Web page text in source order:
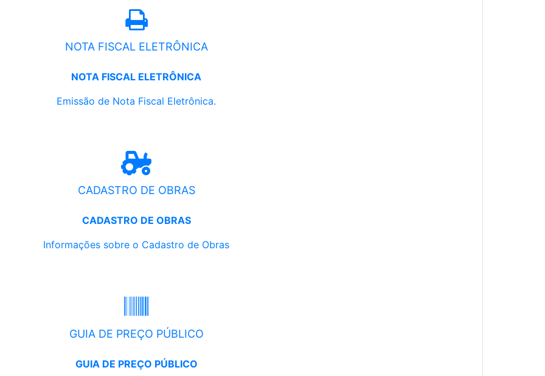
NOTA FISCAL ELETRÔNICA
NOTA FISCAL ELETRÔNICA
Emissão de Nota Fiscal Eletrônica.
CADASTRO DE OBRAS
CADASTRO DE OBRAS
Informações sobre o Cadastro de Obras
GUIA DE PREÇO PÚBLICO
GUIA DE PREÇO PÚBLICO